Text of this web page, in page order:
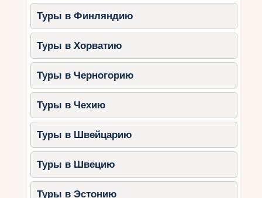
Туры в Финляндию
Туры в Хорватию
Туры в Черногорию
Туры в Чехию
Туры в Швейцарию
Туры в Швецию
Туры в Эстонию